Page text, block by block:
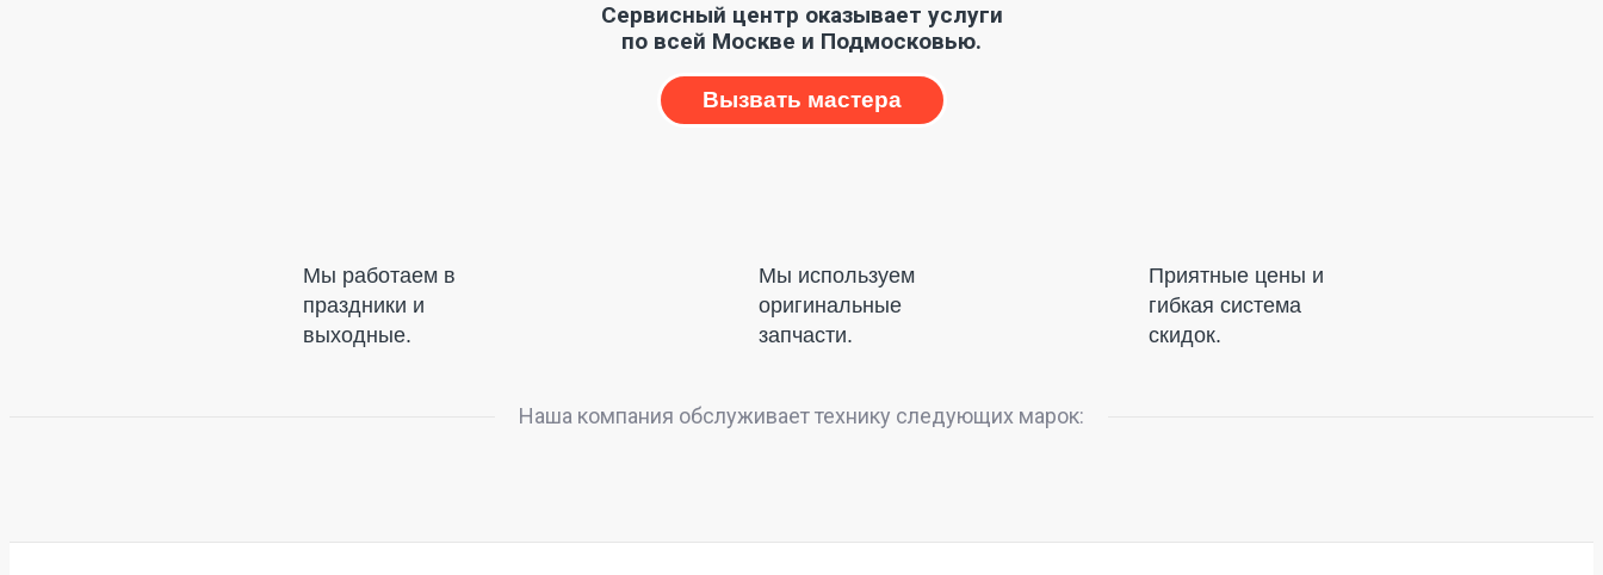
Сервисный центр оказывает услуги
по всей Москве и Подмосковью.
Вызвать мастера
Мы работаем в
праздники и
выходные.
Мы используем
оригинальные
запчасти.
Приятные цены и
гибкая система
скидок.
Наша компания обслуживает технику следующих марок: